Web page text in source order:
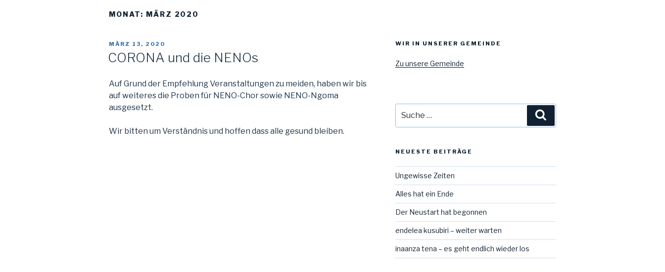
MONAT: MÄRZ 2020
VERÖFFENTLICHT
MÄRZ 13, 2020
CORONA und die NENOs
Auf Grund der Empfehlung Veranstaltungen zu meiden, haben wir bis
auf weiteres die Proben für NENO-Chor sowie NENO-Ngoma
ausgesetzt.
Wir bitten um Verständnis und hoffen dass alle gesund bleiben.
WIR IN UNSERER GEMEINDE
Zu unsere Gemeinde
nach:
NEUESTE BEITRÄGE
Ungewisse Zeiten
Alles hat ein Ende
Der Neustart hat begonnen
endelea kusubiri – weiter warten
inaanza tena – es geht endlich wieder los